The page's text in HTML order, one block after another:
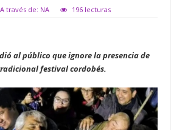
A través de: NA 196 lecturas
al público que ignore la presencia de
festival cordobés.